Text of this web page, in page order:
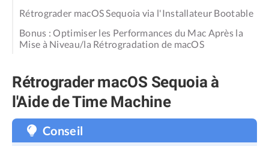
Rétrograder macOS Sequoia via l'Installateur Bootable
Bonus : Optimiser les Performances du Mac Après la
Mise à Niveau/la Rétrogradation de macOS
Rétrograder macOS Sequoia à
l'Aide de Time Machine
Conseil